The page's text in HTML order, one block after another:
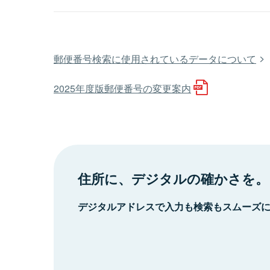
郵便番号検索に使用されているデータについて
2025年度版郵便番号の変更案内
住所に、デジタルの確かさを。
デジタルアドレスで入力も検索もスムーズ